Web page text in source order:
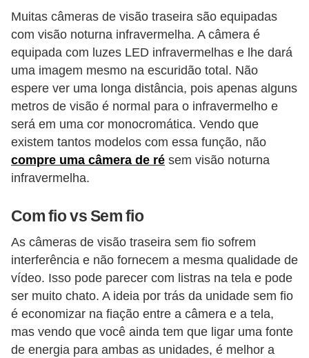
Muitas câmeras de visão traseira são equipadas
com visão noturna infravermelha. A câmera é
equipada com luzes LED infravermelhas e lhe dará
uma imagem mesmo na escuridão total. Não
espere ver uma longa distância, pois apenas alguns
metros de visão é normal para o infravermelho e
será em uma cor monocromática. Vendo que
existem tantos modelos com essa função, não
compre uma câmera de ré sem visão noturna
infravermelha.
Com fio vs Sem fio
As câmeras de visão traseira sem fio sofrem
interferência e não fornecem a mesma qualidade de
vídeo. Isso pode parecer com listras na tela e pode
ser muito chato. A ideia por trás da unidade sem fio
é economizar na fiação entre a câmera e a tela,
mas vendo que você ainda tem que ligar uma fonte
de energia para ambas as unidades, é melhor a
c
a
l
l
e
m
a
n
u
e
n
ç
ã
o
S
e